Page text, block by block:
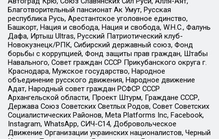
Благотворительный пансионат Ак Умут, Русская
республика Русь, Арестантское уголовное единство,
Башкорт, Нация и свобода, Нация и свобода, W.H.С., Фалунь
Дафа, Иртыш Ultras, Русский Патриотический клуб-
Новокузнецк/РПК, Сибирский державный союз, Фонд
борьбы с коррупцией, Фонд защиты прав граждан, Штабы
Навального, Совет граждан СССР Прикубанского округа г.
Краснодара, Мужское государство, Народное
объединение русского движения, Народное движение
Адат, Народный совет граждан РСФСР СССР
Архангельской области, Проект Штурм, Граждане СССР,
Держава Союз Советских Светлых Родов, Совет Советских
Социалистических Районов, Meta Platforms Inc, Facebook,
Instagram, WhatsApp, СИЧ-С14, Добровольческое
Движение Организации украинских националистов, Черный